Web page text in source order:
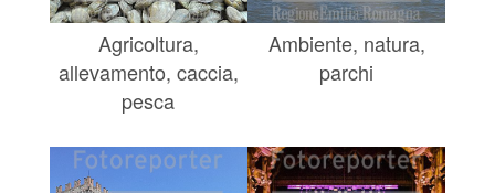
Agricoltura,
allevamento, caccia,
pesca
Ambiente, natura,
parchi